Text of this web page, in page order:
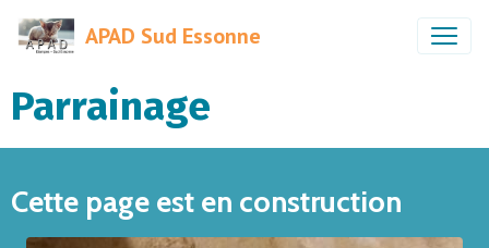
APAD Sud Essonne
Parrainage
Cette page est en construction